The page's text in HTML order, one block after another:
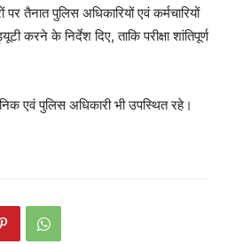
पर तैनात पुलिस अधिकारियों एवं कर्मचारियों
करने के निर्देश दिए, ताकि परीक्षा शांतिपूर्ण
एवं पुलिस अधिकारी भी उपस्थित रहे।